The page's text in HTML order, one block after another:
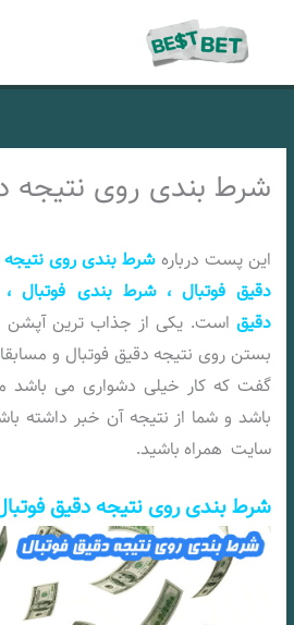
شرط بندی روی نتیجه
این پست دربارهشرط بندی روی نتیجه
دقیق فوتبال ، شرط بندی فوتبال
دقیق است. یکی از جذاب ترین
بستن روی نتیجه دقیق فوتبال و
گفت که کار خیلی دشواری می باشد
باشد و شما از نتیجه آن خبر داشته
سایت همراه باشید.
شرط بندی روی نتیجه دقیق